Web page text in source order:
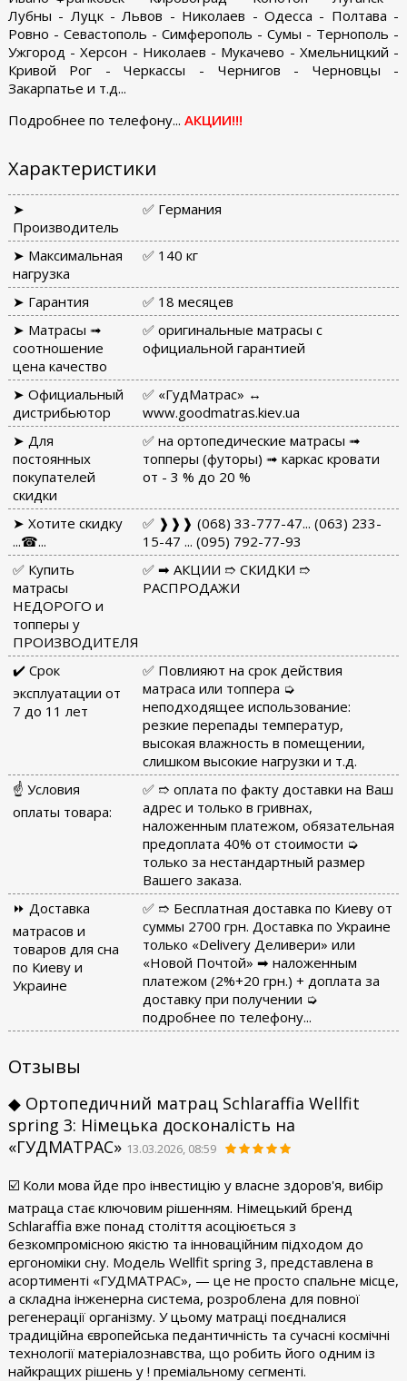
Лубны - Луцк - Львов - Николаев - Одесса - Полтава -
Ровно - Севастополь - Симферополь - Сумы - Тернополь -
Ужгород - Херсон - Николаев - Мукачево - Хмельницкий -
Кривой Рог - Черкассы - Чернигов - Черновцы -
Закарпатье и т.д...
Подробнее по телефону... АКЦИИ!!!
Характеристики
➤
Производитель
✅ Германия
➤ Максимальная
нагрузка
✅ 140 кг
➤ Гарантия
✅ 18 месяцев
➤ Матрасы ➟
соотношение
цена качество
✅ оригинальные матрасы с
официальной гарантией
➤ Официальный
дистрибьютор
✅ «ГудМатрас» ↔
www.goodmatras.kiev.ua
➤ Для
постоянных
покупателей
скидки
✅ на ортопедические матрасы ➟
топперы (футоры) ➟ каркас кровати
от - 3 % до 20 %
➤ Хотите скидку
...☎...
✅ ❱❱❱ (068) 33-777-47... (063) 233-
15-47 ... (095) 792-77-93
✅ Купить
матрасы
НЕДОРОГО и
топперы у
ПРОИЗВОДИТЕЛЯ
✅ ➡ АКЦИИ ➱ СКИДКИ ➱
РАСПРОДАЖИ
✔️ Срок
эксплуатации от
7 до 11 лет
✅ Повлияют на срок действия
матраса или топпера ➭
неподходящее использование:
резкие перепады температур,
высокая влажность в помещении,
слишком высокие нагрузки и т.д.
☝ Условия
оплаты товара:
✅ ➱ оплата по факту доставки на Ваш
адрес и только в гривнах,
наложенным платежом, обязательная
предоплата 40% от стоимости ➭
только за нестандартный размер
Вашего заказа.
⏩ Доставка
матрасов и
товаров для сна
по Киеву и
Украине
✅ ➱ Бесплатная доставка по Киеву от
суммы 2700 грн. Доставка по Украине
только «Delivery Деливери» или
«Новой Почтой» ➡ наложенным
платежом (2%+20 грн.) + доплата за
доставку при получении ➭
подробнее по телефону...
Отзывы
◆ Ортопедичний матрац Schlaraffia Wellfit
spring 3: Німецька досконалість на
«ГУДМАТРАС» 13.03.2026, 08:59
​☑️ Коли мова йде про інвестицію у власне здоров'я, вибір
матраца стає ключовим рішенням. Німецький бренд
Schlaraffia вже понад століття асоціюється з
безкомпромісною якістю та інноваційним підходом до
ергономіки сну. Модель Wellfit spring 3, представлена в
асортименті «ГУДМАТРАС», — це не просто спальне місце,
а складна інженерна система, розроблена для повної
регенерації організму. У цьому матраці поєдналися
традиційна європейська педантичність та сучасні космічні
технології матеріалознавства, що робить його одним із
найкращих рішень у ! преміальному сегменті.